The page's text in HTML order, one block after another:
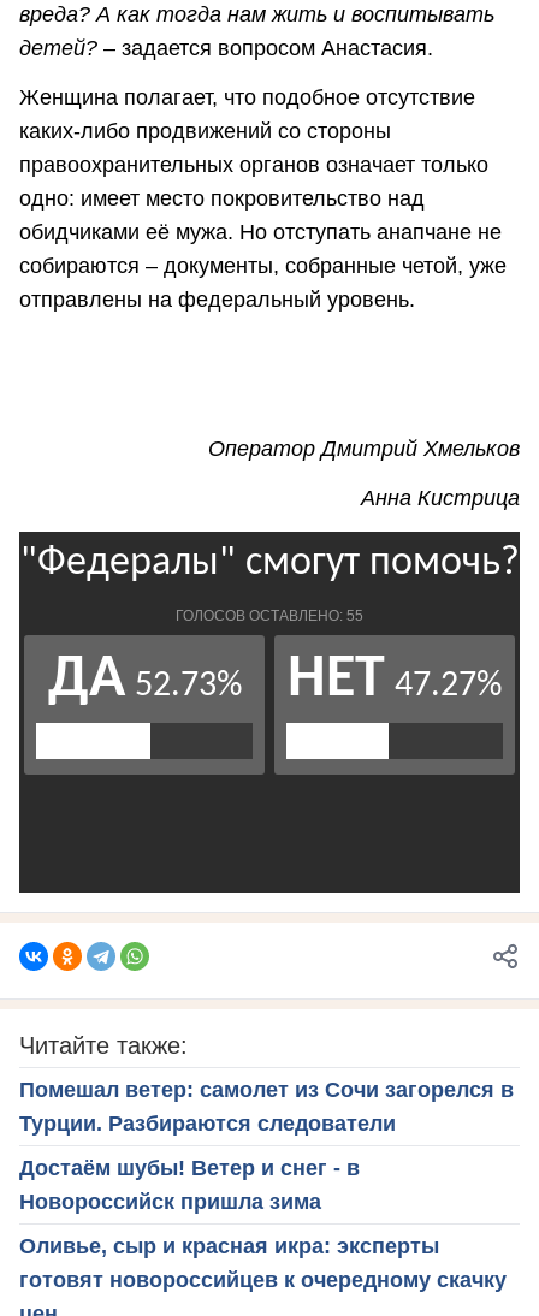
вреда? А как тогда нам жить и воспитывать
детей? – задается вопросом Анастасия.
Женщина полагает, что подобное отсутствие
каких-либо продвижений со стороны
правоохранительных органов означает только
одно: имеет место покровительство над
обидчиками её мужа. Но отступать анапчане не
собираются – документы, собранные четой, уже
отправлены на федеральный уровень.
Оператор Дмитрий Хмельков
Анна Кистрица
Читайте также:
Помешал ветер: самолет из Сочи загорелся в
Турции. Разбираются следователи
Достаём шубы! Ветер и снег - в
Новороссийск пришла зима
Оливье, сыр и красная икра: эксперты
готовят новороссийцев к очередному скачку